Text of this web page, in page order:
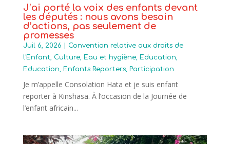
J’ai porté la voix des enfants devant
les députés : nous avons besoin
d’actions, pas seulement de
promesses
Juil 6, 2026 | Convention relative aux droits de
l'Enfant
Culture, Eau et hygiène, Education
Education
Enfants Reporters, Participation
Je m’appelle Consolation Hata et je suis enfant
reporter à Kinshasa. À l’occasion de la Journée de
l’enfant africain...